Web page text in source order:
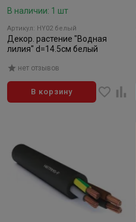
В наличии: 1 шт
Артикул: HY02 белый
Декор. растение "Водная
лилия" d=14.5см белый
нет отзывов
В корзину